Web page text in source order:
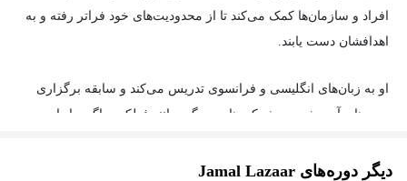
افراد و سازمان‌ها کمک می‌کند تا از محدودیت‌های خود فراتر رفته و به
اهدافشان دست یابند.
او به زبان‌های انگلیسی و فرانسوی تدریس می‌کند و سابقه برگزاری
دوره‌های آموزشی در شرکت‌های بزرگی مانند فولکس‌واگن را دارد.
دیگر دوره‌های Jamal Lazaar